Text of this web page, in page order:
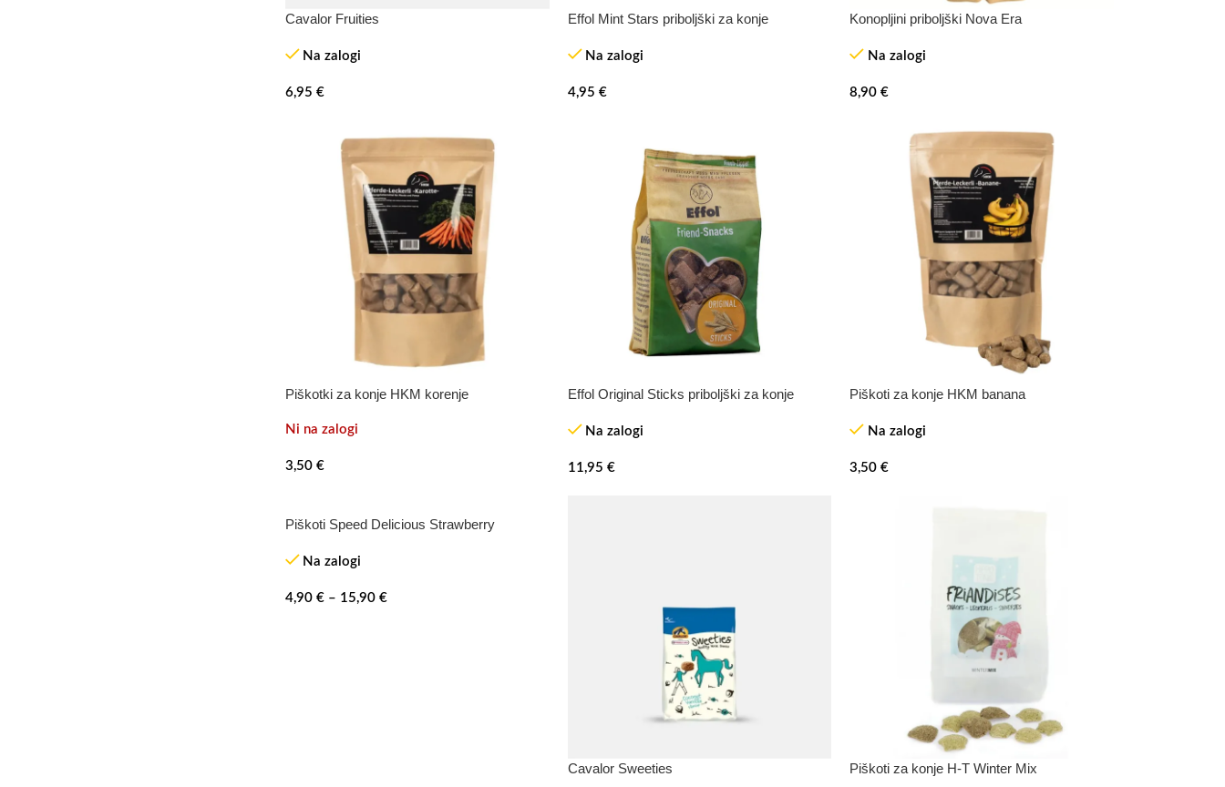
Cavalor Fruities
Na zalogi
6,95 €
Effol Mint Stars priboljški za konje
Na zalogi
4,95 €
Konopljini priboljški Nova Era
Na zalogi
8,90€
Piškotki za konje HKM korenje
Ni na zalogi
3,50 €
Effol Original Sticks priboljški za konje
Na zalogi
11,95 €
Piškoti za konje HKM banana
Na zalogi
3,50€
Piškoti Speed Delicious Strawberry
Na zalogi
4,90 € – 15,90 €
Cavalor Sweeties Piškoti za konje H-T Winter Mix